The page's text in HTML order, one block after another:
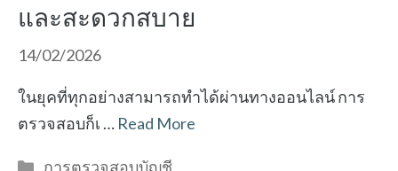
และสะดวกสบาย
14/02/2026
ในยุคที่ทุกอย่างสามารถทำได้ผ่านทางออนไลน์ การ
ตรวจสอบก็เ … Read More
Categories
การตรวจสอบบัญชี